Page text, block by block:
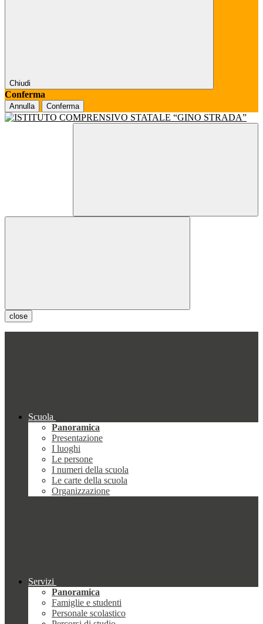
Chiudi
Conferma
Annulla Conferma
close
Scuola
Panoramica
Presentazione
I luoghi
Le persone
I numeri della scuola
Le carte della scuola
Organizzazione
Servizi
Panoramica
Famiglie e studenti
Personale scolastico